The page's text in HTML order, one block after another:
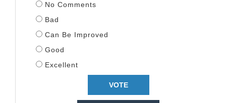
No Comments
Bad
Can Be Improved
Good
Excellent